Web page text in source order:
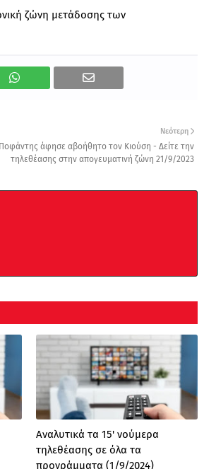
ζώνη μετάδοσης των
Νεότερη
άφησε αβοήθητο τον Κιούση - Δείτε την
τηλεθέασης στην απογευματινή ζώνη 21/9/2023
Αναλυτικά τα 15' νούμερα
τηλεθέασης σε όλα τα
προγράμματα (1/9/2024)